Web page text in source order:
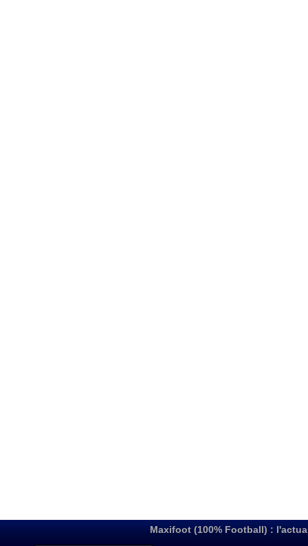
Maxifoot (100% Football) :